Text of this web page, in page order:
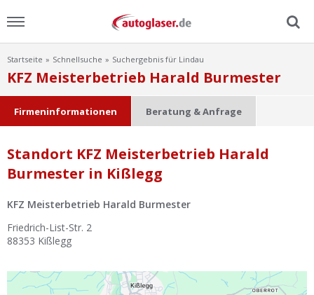
Menu
Home
Ratgeber
Scheibensuche
FAQ
Lexikon
Startseite Schnellsuche Suchergebnis für Lindau
KFZ Meisterbetrieb Harald Burmester
Firmeninformationen Beratung & Anfrage
Standort KFZ Meisterbetrieb Harald
Burmester in Kißlegg
KFZ Meisterbetrieb Harald Burmester
Friedrich-List-Str. 2
88353 Kißlegg